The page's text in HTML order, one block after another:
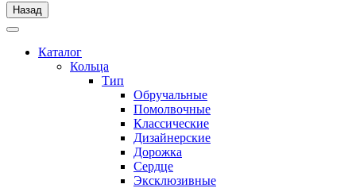
Назад
Каталог
Кольца
Тип
Обручальные
Помолвочные
Классические
Дизайнерские
Дорожка
Сердце
Эксклюзивные